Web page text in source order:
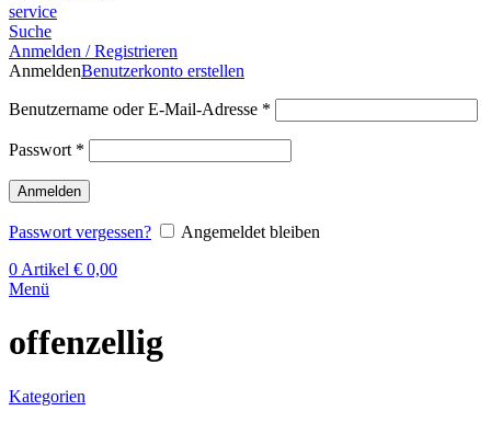
Suche
Anmelden / Registrieren
AnmeldenBenutzerkonto erstellen
Benutzername oder E-Mail-Adresse *
Passwort *
Anmelden
Passwort vergessen?
Angemeldet bleiben
0 Artikel € 0,00
Menü
offenzellig
Kategorien